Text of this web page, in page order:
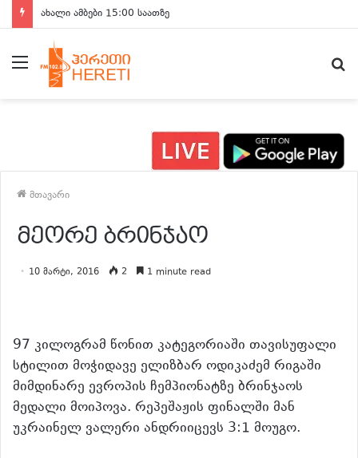
ახალი ამბები 15:00 საათზე
მენიუ
მთავარი
მეორე ბრინჯაო
10 მარტი, 2016 2 1 minute read
97 კილოგრამ წონით კატეგორიაში თავისუფალი
სტილით მოჭიდავე ელიზბარ ოდიკაძემ რიგაში
მიმდინარე ევროპის ჩემპიონატზე ბრინჯაოს
მედალი მოიპოვა. რეპეშაჟის ფინალში მან
უკრაინელ ვალერი ანდრიიცევს 3:1 მოუგო.